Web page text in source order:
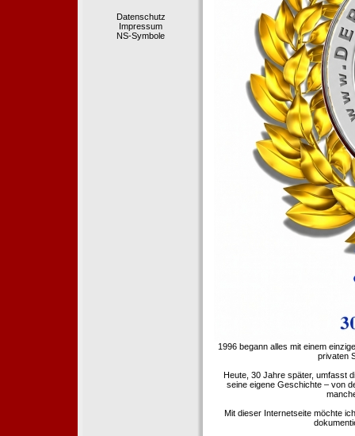
Datenschutz
Impressum
NS-Symbole
1996 begann alles mit einem
privaten
Heute, 30 Jahre später, umfasst
seine eigene Geschichte – von
Mit dieser Internetseite möchte